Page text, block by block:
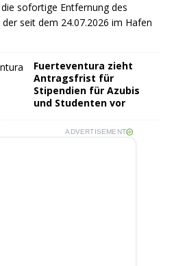
sofortige Entfernung des
seit dem 24.07.2026 im Hafen
Fuerteventura zieht
Antragsfrist für
Stipendien für Azubis
und Studenten vor
ADVERTISEMENT